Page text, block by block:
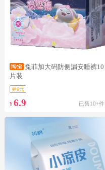
兔菲加大码防侧漏安睡裤10
片装
券6元
¥ 6.9 已售10+件